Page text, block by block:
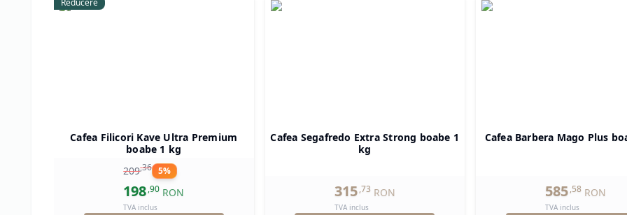
Reducere
Cafea Filicori Kave Ultra Premium
boabe 1 kg
209,36 5%
198,90 RON
TVA inclus
Cafea Segafredo Extra Strong boabe 1
kg
315,73 RON
TVA inclus
Cafea Barbera Mago Plus
585,58 RON
TVA inclus